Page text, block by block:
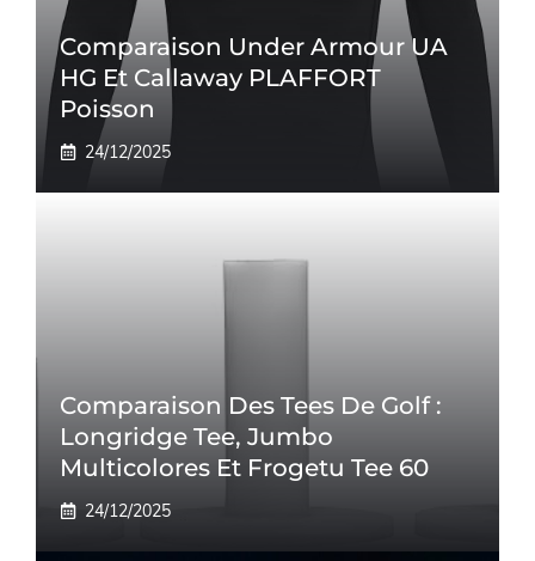
Comparaison Under Armour UA
HG Et Callaway PLAFFORT
Poisson
24/12/2025
Comparaison Des Tees De Golf :
Longridge Tee, Jumbo
Multicolores Et Frogetu Tee 60
24/12/2025